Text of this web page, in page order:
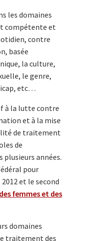
les domaines
compétente et
contre
basée
la culture,
le genre,
etc…
à la lutte contre
et à la mise
de traitement
de
années.
pour
et le second
femmes et des
domaines
traitement des